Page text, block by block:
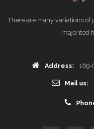
There are many variations of
majorited
Address: 169-
Mail us: